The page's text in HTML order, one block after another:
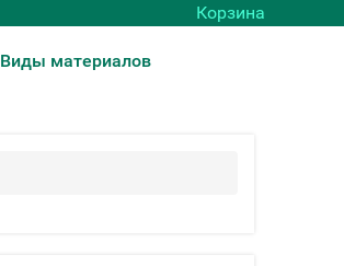
Корзина
Виды материалов